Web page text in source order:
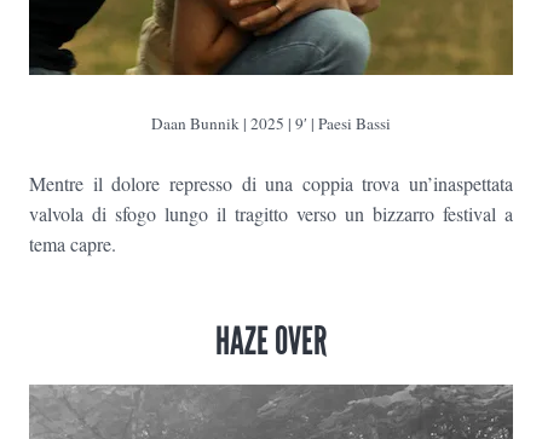
Daan Bunnik | 2025 | 9′ | Paesi Bassi
Mentre il dolore represso di una coppia trova un’inaspettata
valvola di sfogo lungo il tragitto verso un bizzarro festival a
tema capre.
HAZE OVER